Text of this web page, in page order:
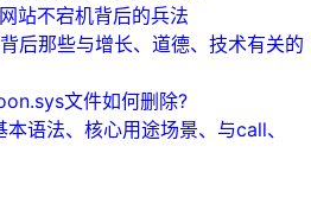
站不宕机背后的兵法
后那些与增长、道德、技术有关的
文件如何删除?
语法、核心用途场景、与call、